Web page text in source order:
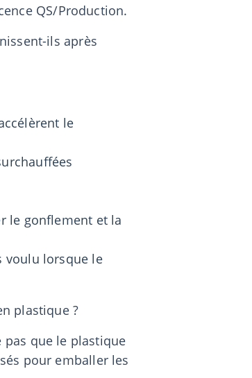
QS/Production.
ils après
le
le gonflement et la
voulu lorsque le
plastique ?
que le plastique
pour emballer les